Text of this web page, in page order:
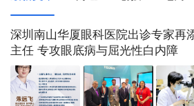
深圳南山华厦眼科医院出诊专家
主任 专攻眼底病与屈光性白内障